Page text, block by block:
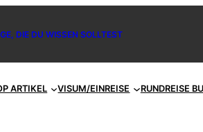
DIE DU WISSEN SOLLTEST
ARTIKEL VISUM/EINREISE RUNDREISE